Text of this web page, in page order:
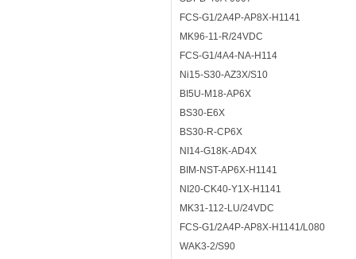
FCS-G1/2A4P-AP8X-H1141
MK96-11-R/24VDC
FCS-G1/4A4-NA-H114
Ni15-S30-AZ3X/S10
BI5U-M18-AP6X
BS30-E6X
BS30-R-CP6X
NI14-G18K-AD4X
BIM-NST-AP6X-H1141
NI20-CK40-Y1X-H1141
MK31-112-LU/24VDC
FCS-G1/2A4P-AP8X-H1141/L080
WAK3-2/S90